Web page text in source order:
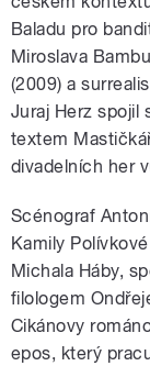
Baladu pro
Miroslava
(2009) a
Juraj Herz spojil
textem
divadelních her
Scénograf
Kamily
Michala Háby,
filologem
Cikánovy
epos, který